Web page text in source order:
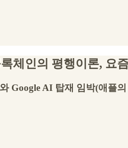
체인의 평행이론, 요
Google AI 탑재 임박(애플